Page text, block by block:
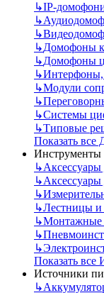
↳IP-
↳
↳
↳Домофоны
↳Домофоны
↳
↳Модули
↳
↳Системы
↳Типовые
Показать все
Инструменты
↳
↳Аксессуары
↳
↳Лестницы и
↳Монтажные
↳
↳
Показать все
Источники
↳